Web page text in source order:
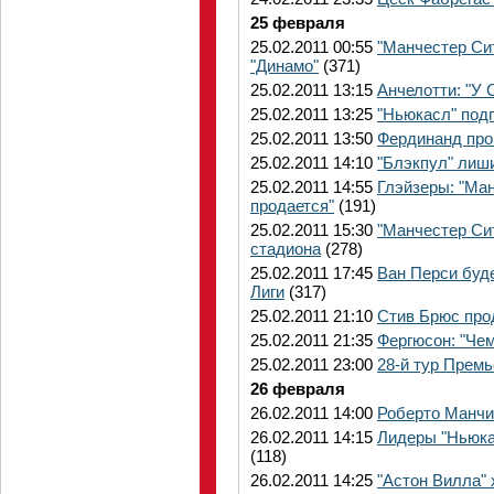
25 февраля
25.02.2011 00:55 "Манчестер
"Динамо" (371)
25.02.2011 13:15 Анчелотти: "У
25.02.2011 13:25 "Ньюкасл"
25.02.2011 13:50 Фердинанд
25.02.2011 14:10 "Блэкпул"
25.02.2011 14:55 Глэйзеры:
продается" (191)
25.02.2011 15:30 "Манчестер
стадиона (278)
25.02.2011 17:45 Ван Перси
Лиги (317)
25.02.2011 21:10 Стив Брюс
25.02.2011 21:35 Фергюсон:
25.02.2011 23:00 28-й тур
26 февраля
26.02.2011 14:00 Роберто
26.02.2011 14:15 Лидеры
(118)
26.02.2011 14:25 "Астон Вилла"